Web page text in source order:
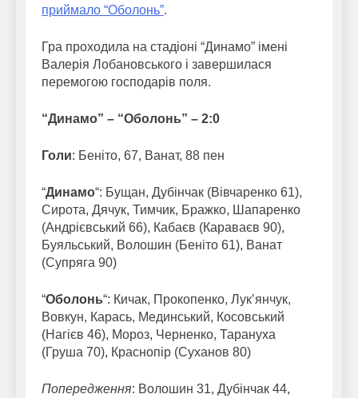
приймало “Оболонь”.
Гра проходила на стадіоні “Динамо” імені
Валерія Лобановського і завершилася
перемогою господарів поля.
“Динамо” – “Оболонь” – 2:0
Голи: Беніто, 67, Ванат, 88 пен
“Динамо“: Бущан, Дубінчак (Вівчаренко 61),
Сирота, Дячук, Тимчик, Бражко, Шапаренко
(Андрієвський 66), Кабаєв (Караваєв 90),
Буяльський, Волошин (Беніто 61), Ванат
(Супряга 90)
“Оболонь“: Кичак, Прокопенко, Лукʼянчук,
Вовкун, Карась, Мединський, Косовський
(Нагієв 46), Мороз, Черненко, Тарануха
(Груша 70), Краснопір (Суханов 80)
Попередження: Волошин 31, Дубінчак 44,